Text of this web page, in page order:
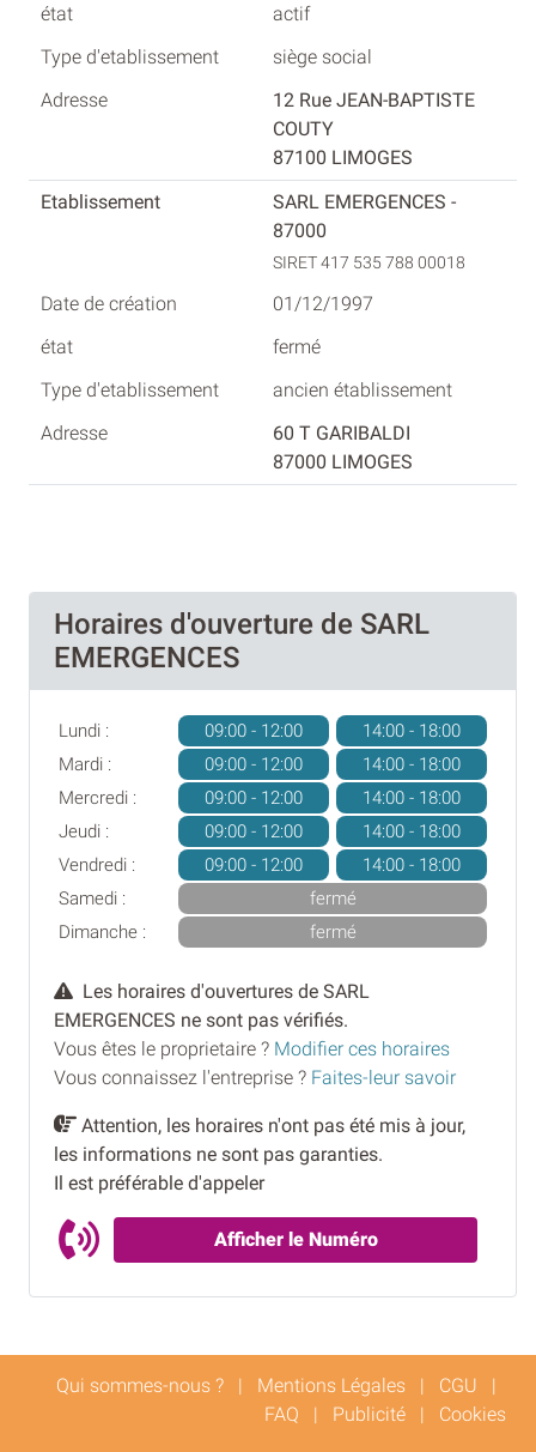
actif
siège social
12 Rue JEAN-BAPTISTE
COUTY
87100 LIMOGES
SARL EMERGENCES -
87000
SIRET 417 535 788 00018
01/12/1997
fermé
ancien établissement
60 T GARIBALDI
87000 LIMOGES
Horaires d'ouverture de SARL
EMERGENCES
Lundi : 09:00 - 12:00
14:00 - 18:00
Mardi :
09:00 - 12:00
14:00 - 18:00
Mercredi :
09:00 - 12:00
14:00 - 18:00
Jeudi :
09:00 - 12:00
14:00 - 18:00
Vendredi :
09:00 - 12:00
14:00 - 18:00
Samedi :
fermé
Dimanche :
fermé
Les horaires d'ouvertures de SARL
EMERGENCES ne sont pas vérifiés.
Vous êtes le proprietaire ? Modifier ces horaires
Vous connaissez l'entreprise ? Faites-leur savoir
Attention, les horaires n'ont pas été mis à jour,
les informations ne sont pas garanties.
Il est préférable d'appeler
Afficher le Numéro
Qui sommes-nous ? | Mentions Légales | CGU |
FAQ | Publicité | Cookies